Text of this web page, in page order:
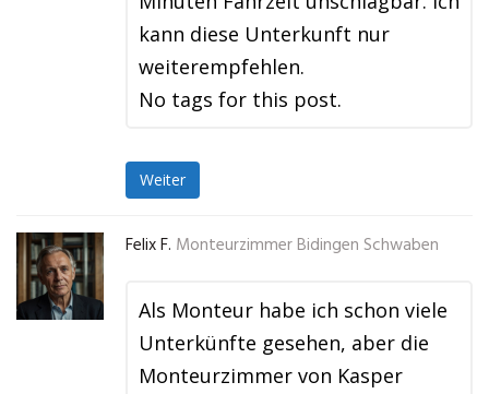
kann diese Unterkunft nur
weiterempfehlen.
No tags for this post.
Weiter
Felix F. Monteurzimmer Bidingen Schwaben
Als Monteur habe ich schon viele
Unterkünfte gesehen, aber die
Monteurzimmer von Kasper